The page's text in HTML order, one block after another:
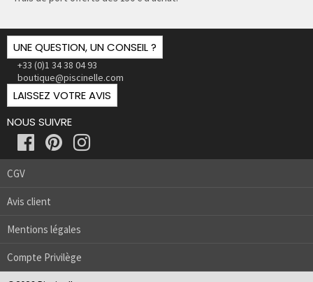
UNE QUESTION, UN CONSEIL ?
+33 (0)1 34 38 04 93
boutique@piscinelle.com
LAISSEZ VOTRE AVIS
NOUS SUIVRE
CGV
Avis client
Mentions légales
Compte Privilège